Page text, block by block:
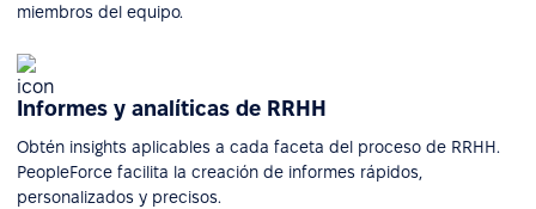
miembros del equipo.
Informes y analíticas de RRHH
Obtén insights aplicables a cada faceta del proceso de RRHH.
PeopleForce facilita la creación de informes rápidos,
personalizados y precisos.